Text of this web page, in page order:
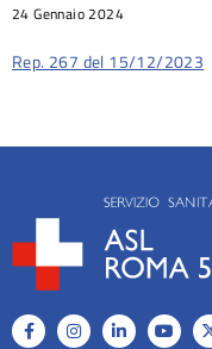
24 Gennaio 2024
Rep. 267 del 15/12/2023